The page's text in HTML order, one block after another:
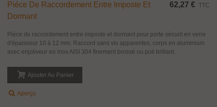
Piéce De Raccordement Entre Imposte Et
Dormant
62,27 € TTC
Piéce de raccordement entre imposte et dormant pour porte sécurit en verre
d'épaisseur 10 à 12 mm. Raccord sans vis apparentes, corps en aluminium
avec enjoliveur en inox AISI 304 finement brossé ou poli brillant.
Ajouter Au Panier
Aperçu